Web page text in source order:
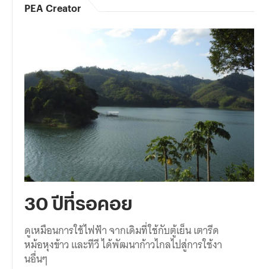
PEA Creator
30 ปีที่รอคอย
ดูเหมือนการใช้ไฟฟ้า จากเดิมที่ใช้กับตู้เย็น เตารีด
หม้อหุงข้าว และทีวี ได้พัฒนาก้าวไกลไปสู่การใช้งา
นอื่นๆ